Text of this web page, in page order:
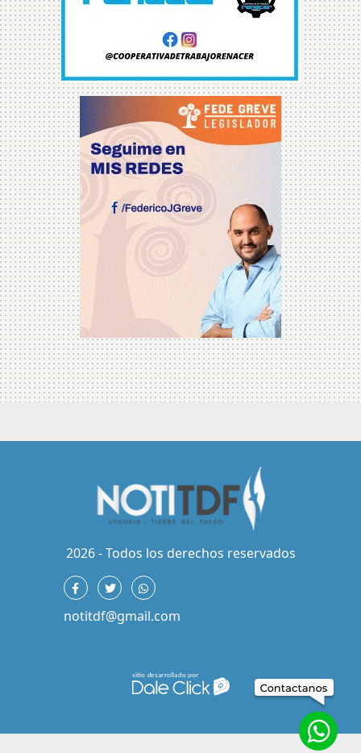
2026 - Todos los derechos reservados
notitdf@gmail.com